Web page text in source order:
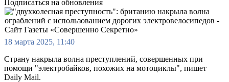
Подписаться на обновления
18 марта 2025, 11:40
Страну накрыла волна преступлений, совершенных при
помощи "электробайков, похожих на мотоциклы", пишет
Daily Mail.